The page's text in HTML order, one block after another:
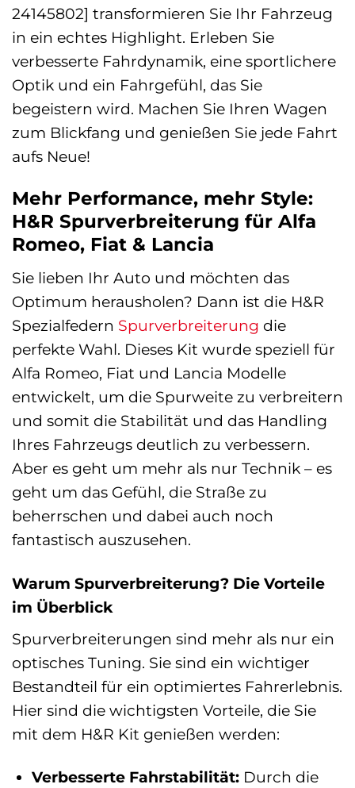
24145802] transformieren Sie Ihr Fahrzeug
in ein echtes Highlight. Erleben Sie
verbesserte Fahrdynamik, eine sportlichere
Optik und ein Fahrgefühl, das Sie
begeistern wird. Machen Sie Ihren Wagen
zum Blickfang und genießen Sie jede Fahrt
aufs Neue!
Mehr Performance, mehr Style:
H&R Spurverbreiterung für Alfa
Romeo, Fiat & Lancia
Sie lieben Ihr Auto und möchten das
Optimum herausholen? Dann ist die H&R
Spezialfedern Spurverbreiterung die
perfekte Wahl. Dieses Kit wurde speziell für
Alfa Romeo, Fiat und Lancia Modelle
entwickelt, um die Spurweite zu verbreitern
und somit die Stabilität und das Handling
Ihres Fahrzeugs deutlich zu verbessern.
Aber es geht um mehr als nur Technik – es
geht um das Gefühl, die Straße zu
beherrschen und dabei auch noch
fantastisch auszusehen.
Warum Spurverbreiterung? Die Vorteile
im Überblick
Spurverbreiterungen sind mehr als nur ein
optisches Tuning. Sie sind ein wichtiger
Bestandteil für ein optimiertes Fahrerlebnis.
Hier sind die wichtigsten Vorteile, die Sie
mit dem H&R Kit genießen werden:
Verbesserte Fahrstabilität:Durch die